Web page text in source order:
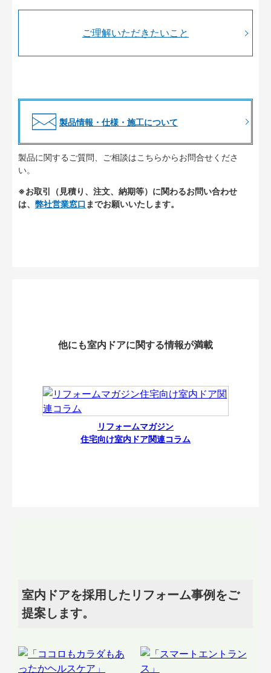
ご理解いただきたいこと
製品情報・仕様・施工について
製品に関するご質問、ご相談はこちらからお問合せくださ
い。
※お取引（見積り、注文、納期等）に関わるお問い合わせ
は、 弊社営業窓口 までお願いいたします。
他にも室内ドアに関する情報が満載
リフォームマガジン
住宅向け室内ドア関連コラム
室内ドアを採用したリフォーム事例をご
提案します。